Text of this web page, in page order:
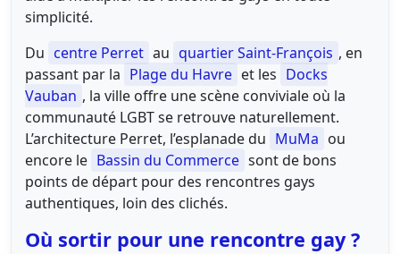
simplicité.
Du centre Perret au quartier Saint‑François , en
passant par la Plage du Havre et les Docks
Vauban , la ville offre une scène conviviale où la
communauté LGBT se retrouve naturellement.
L’architecture Perret, l’esplanade du MuMa ou
encore le Bassin du Commerce sont de bons
points de départ pour des rencontres gays
authentiques, loin des clichés.
Où sortir pour une rencontre gay ?